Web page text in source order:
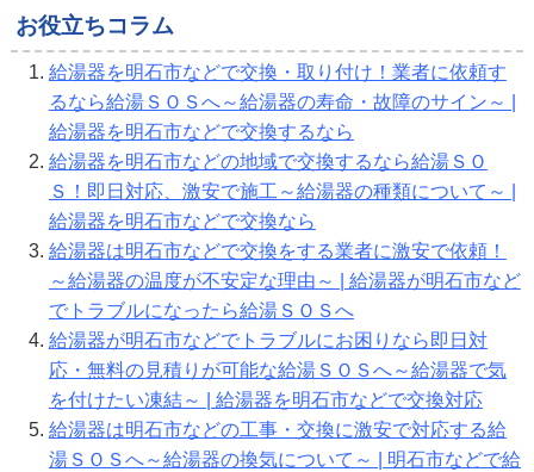
お役立ちコラム
給湯器を明石市などで交換・取り付け！業者に依頼す
るなら給湯ＳＯＳへ～給湯器の寿命・故障のサイン～ |
給湯器を明石市などで交換するなら
給湯器を明石市などの地域で交換するなら給湯ＳＯ
Ｓ！即日対応、激安で施工～給湯器の種類について～ |
給湯器を明石市などで交換なら
給湯器は明石市などで交換をする業者に激安で依頼！
～給湯器の温度が不安定な理由～ | 給湯器が明石市など
でトラブルになったら給湯ＳＯＳへ
給湯器が明石市などでトラブルにお困りなら即日対
応・無料の見積りが可能な給湯ＳＯＳへ～給湯器で気
を付けたい凍結～ | 給湯器を明石市などで交換対応
給湯器は明石市などの工事・交換に激安で対応する給
湯ＳＯＳへ～給湯器の換気について～ | 明石市などで給